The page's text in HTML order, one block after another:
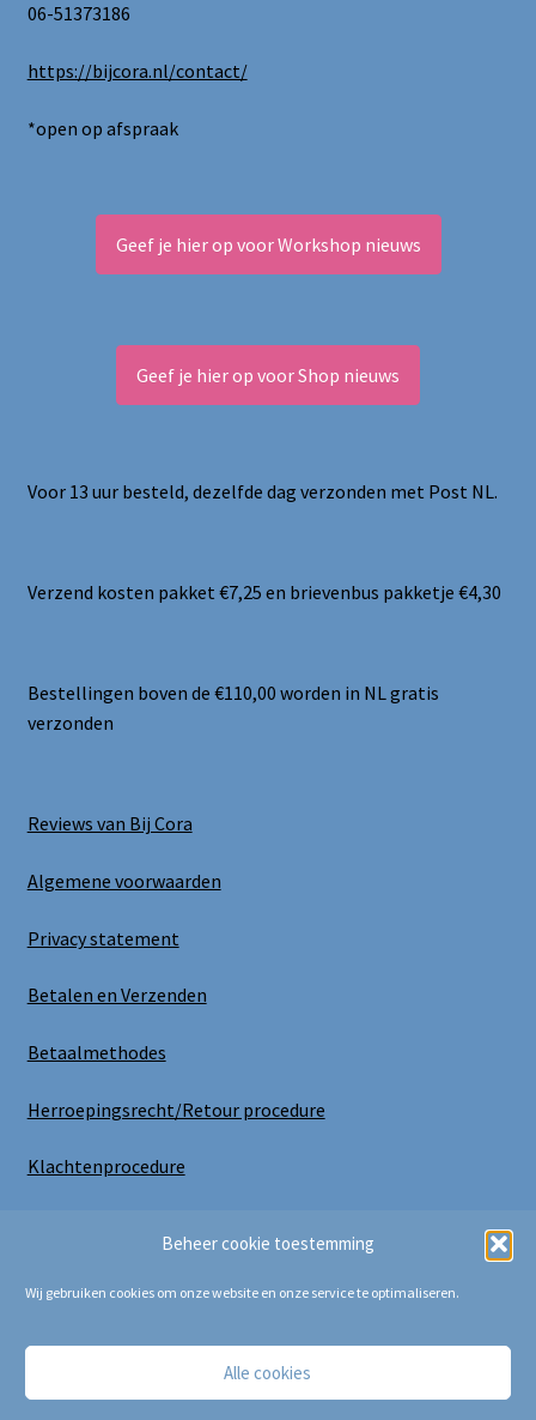
Beheer cookie toestemming
Wij gebruiken cookies om onze website en onze service te optimaliseren.
Alle cookies
06-51373186
https://bijcora.nl/contact/
*open op afspraak
Geef je hier op voor Workshop nieuws
Geef je hier op voor Shop nieuws
Voor 13 uur besteld, dezelfde dag verzonden met Post NL.
Verzend kosten pakket €7,25 en brievenbus pakketje €4,30
Bestellingen boven de €110,00 worden in NL gratis
verzonden
Reviews van Bij Cora
Algemene voorwaarden
Privacy statement
Betalen en Verzenden
Betaalmethodes
Herroepingsrecht/Retour procedure
Klachtenprocedure
Copyright Bij Cora 2025